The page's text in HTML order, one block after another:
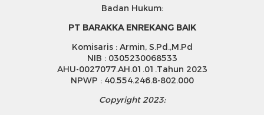
Badan Hukum:
PT BARAKKA ENREKANG BAIK
Komisaris : Armin, S.Pd.,M.Pd
NIB : 0305230068533
AHU-0027077.AH.01.01.Tahun 2023
NPWP : 40.554.246.8-802.000
Copyright 2023: